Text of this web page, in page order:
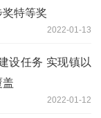
特等奖
2022-01-13
设任务 实现镇以
盖
2022-01-12